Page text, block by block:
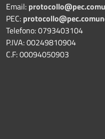
Email:
PEC:
Telefono: 0793403104
P.IVA: 00249810904
C.F: 00094050903